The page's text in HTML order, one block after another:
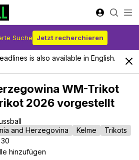
Suche Jetzt recherchieren
is also available in English.
WM-Trikot
2026 vorgestellt
and Herzegovina Kelme
Trikots
30
hinzufügen